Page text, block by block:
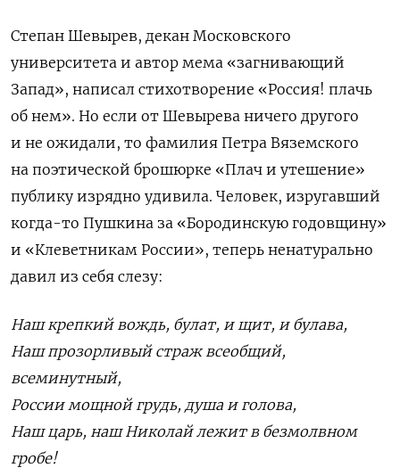
Степан Шевырев, декан Московского
университета и автор мема «загнивающий
Запад», написал стихотворение «Россия! плачь
об нем». Но если от Шевырева ничего другого
и не ожидали, то фамилия Петра Вяземского
на поэтической брошюрке «Плач и утешение»
публику изрядно удивила. Человек, изругавший
когда-то Пушкина за «Бородинскую годовщину»
и «Клеветникам России», теперь ненатурально
давил из себя слезу:
Наш крепкий вождь, булат, и щит, и булава,
Наш прозорливый страж всеобщий,
всеминутный,
России мощной грудь, душа и голова,
Наш царь, наш Николай лежит в безмолвном
гробе!